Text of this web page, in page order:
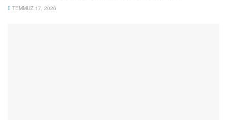
TEMMUZ 17, 2026